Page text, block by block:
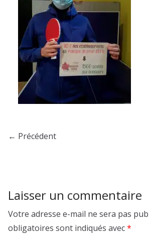
← Précédent
Laisser un commentaire
Votre adresse e-mail ne sera pas
obligatoires sont indiqués avec*